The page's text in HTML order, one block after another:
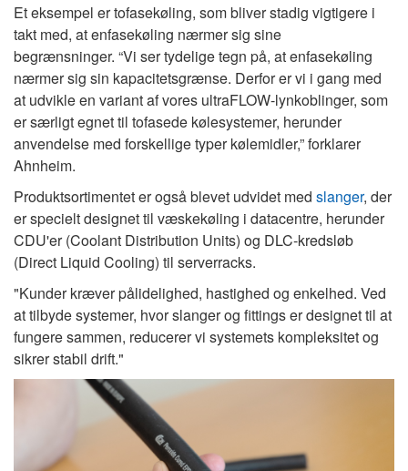
Et eksempel er tofasekøling, som bliver stadig vigtigere i
takt med, at enfasekøling nærmer sig sine
begrænsninger. “Vi ser tydelige tegn på, at enfasekøling
nærmer sig sin kapacitetsgrænse. Derfor er vi i gang med
at udvikle en variant af vores ultraFLOW-lynkoblinger, som
er særligt egnet til tofasede kølesystemer, herunder
anvendelse med forskellige typer kølemidler,” forklarer
Ahnheim.
Produktsortimentet er også blevet udvidet med slanger, der
er specielt designet til væskekøling i datacentre, herunder
CDU'er (Coolant Distribution Units) og DLC-kredsløb
(Direct Liquid Cooling) til serverracks.
"Kunder kræver pålidelighed, hastighed og enkelhed. Ved
at tilbyde systemer, hvor slanger og fittings er designet til at
fungere sammen, reducerer vi systemets kompleksitet og
sikrer stabil drift."